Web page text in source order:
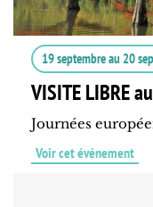
19 septembreau 20
VISITE LIBRE
Journées
Voir cet événement